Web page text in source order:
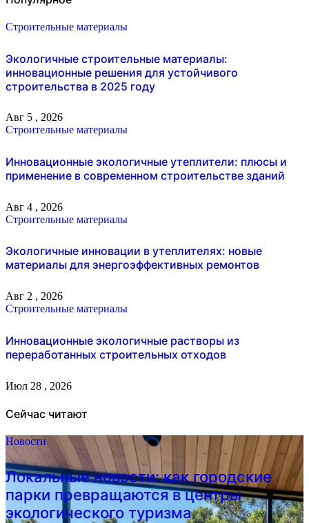
Строительные материалы
Экологичные строительные материалы:
инновационные решения для устойчивого
строительства в 2025 году
Авг 5 , 2026
Строительные материалы
Инновационные экологичные утеплители: плюсы и
применение в современном строительстве зданий
Авг 4 , 2026
Строительные материалы
Экологичные инновации в утеплителях: новые
материалы для энергоэффективных ремонтов
Авг 2 , 2026
Строительные материалы
Инновационные экологичные растворы из
переработанных строительных отходов
Июл 28 , 2026
Сейчас читают
Новости
Локальные новости: как городские
парки превращаются в центры
экологического туризма